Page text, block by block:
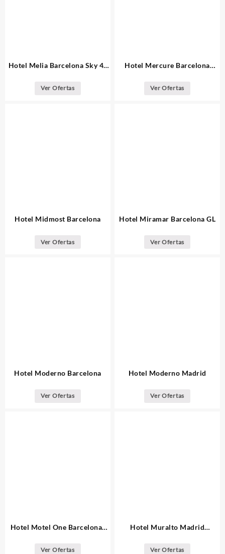
Hotel Melia Barcelona Sky 4*
Ver Ofertas
Hotel Mercure Barcelona
Ver Ofertas
Hotel Midmost Barcelona
Ver Ofertas
Hotel Miramar Barcelona GL
Ver Ofertas
Hotel Moderno Barcelona
Ver Ofertas
Hotel Moderno Madrid
Ver Ofertas
Hotel Motel One Barcelona-
Ver Ofertas
Hotel Muralto Madrid
Ver Ofertas